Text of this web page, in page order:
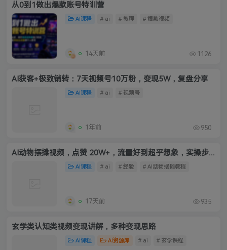
从0到1做出爆款账号特训营
AI课程 # ai # 教程 # 爆款视频
14天前 1126
AI获客+极致销转：7天视频号10万粉，变现5W，复盘分享
AI课程 # ai # 视频号
1年前 950
AI动物摆摊视频，点赞 20W+，流量好到超乎想象，实操步骤拆解
AI课程 # ai # 经验 # AI动物摆摊教程
17天前 935
玄学类认知类视频变现讲解，多种变现思路
AI课程 AI资源库 # ai # 玄学课程